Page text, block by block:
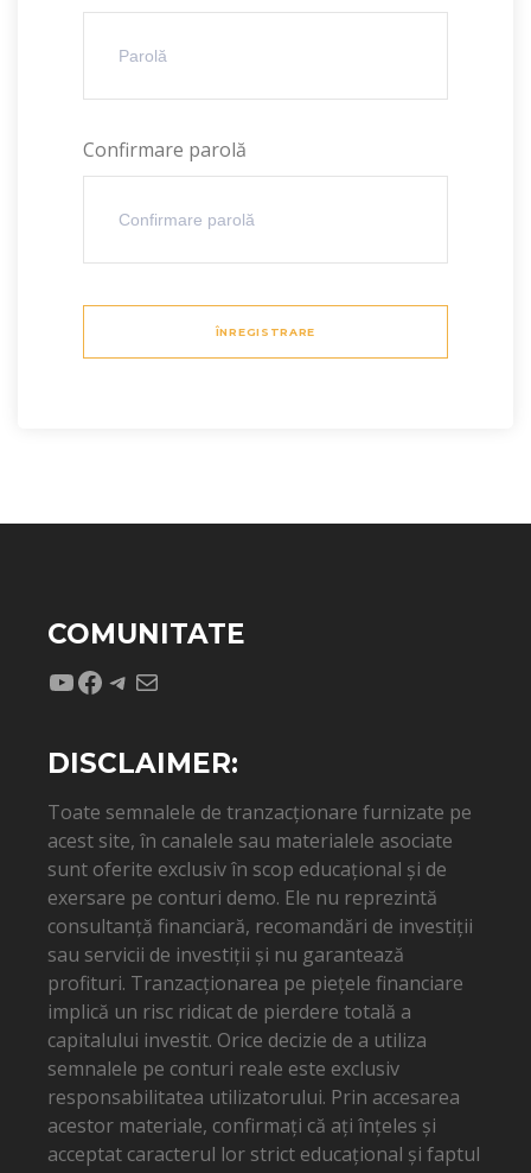
Confirmare parolă
ÎNREGISTRARE
COMUNITATE
YouTube
Facebook
Telegram
Mail
DISCLAIMER:
Toate semnalele de tranzacționare furnizate pe
acest site, în canalele sau materialele asociate
sunt oferite exclusiv în scop educațional și de
exersare pe conturi demo. Ele nu reprezintă
consultanță financiară, recomandări de investiții
sau servicii de investiții și nu garantează
profituri. Tranzacționarea pe piețele financiare
implică un risc ridicat de pierdere totală a
capitalului investit. Orice decizie de a utiliza
semnalele pe conturi reale este exclusiv
responsabilitatea utilizatorului. Prin accesarea
acestor materiale, confirmați că ați înțeles și
acceptat caracterul lor strict educațional și faptul